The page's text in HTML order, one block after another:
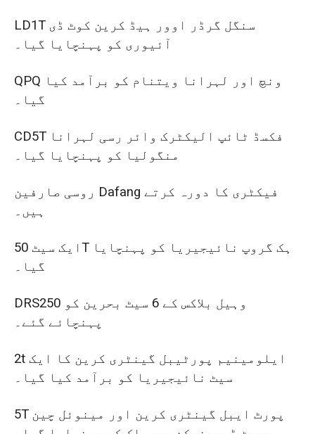
LD1T سنگل گرڈر اوور ہیڈ کرین کوٹ ڈی
آئیوری کو پہنچایا گیا۔
QPQ ونچ اور لہرانا ویتنام کو برآمد کیا
گیا۔
CD5T فکسڈ ٹائپ الیکٹرک وائر رسی لہرانا
منگولیا کو پہنچایا گیا۔
روسی صارفین Dafang فیکٹری کا دورہ کرتے
ہیں۔
ایک سیٹ 50T ہک گروپ نائیجیریا کو پہنچایا
گیا۔
DRS250 وہیل بلاکس کے 6 سیٹ بحرین کو
پہنچائے گئے۔
2t ایلومینیم پورٹیبل گینٹری کرین کا ایک
سیٹ نائیجیریا کو برآمد کیا گیا۔
5T پورٹ ایبل گینٹری کرین اور مینوئل چین